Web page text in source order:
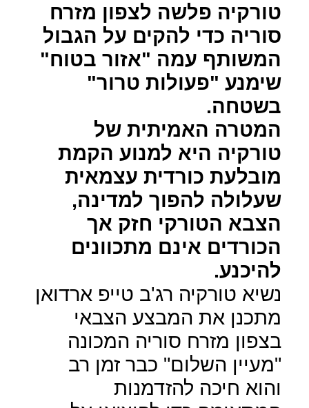
טורקיה פלשה לצפון מזרח
סוריה כדי להקים על הגבול
המשותף עמה "אזור בטוח"
שימנע "פעולות טרור"
בשטחה.
המטרה האמיתית של
טורקיה היא למנוע הקמת
מובלעת כורדית עצמאית
שעלולה להפוך למדינה,
הצבא הטורקי חזק אך
הכורדים אינם מתכוונים
להיכנע.
נשיא טורקיה רג'ב טייפ ארדואן
מתכנן את המבצע הצבאי
בצפון מזרח סוריה המכונה
"מעיין השלום" כבר זמן רב
והוא חיכה להזדמנות